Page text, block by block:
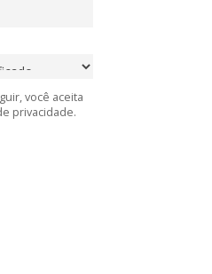
você aceita
privacidade.